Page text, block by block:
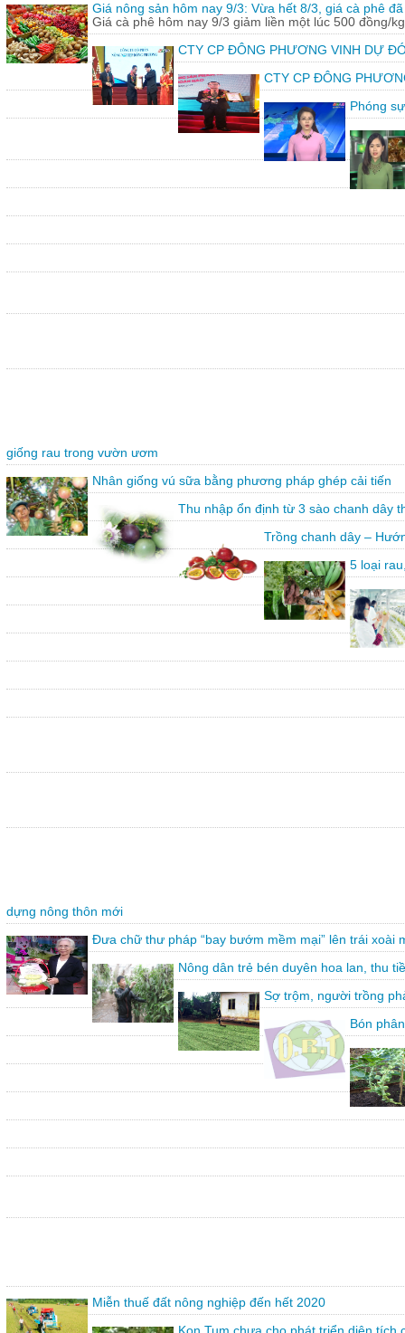
Giá nông sản hôm nay 9/3: Vừa hết 8/3, giá cà phê
Giá cà phê hôm nay 9/3 giảm liền một lúc 500 đồng/
CTY CP ĐÔNG PHƯƠNG VINH DỰ
CTY CP ĐÔNG
Phóng
giống rau trong vườn ươm
Nhân giống vú sữa bằng phương pháp ghép cải tiến
Thu nhập ổn định từ 3 sào chanh dây
Trồng chanh dây –
5 loại
dựng nông thôn mới
Đưa chữ thư pháp “bay bướm mềm mại” lên trái xoài
Nông dân trẻ bén duyên hoa lan, thu
Sợ trộm, người trồng
Bón
Miễn thuế đất nông nghiệp đến hết 2020